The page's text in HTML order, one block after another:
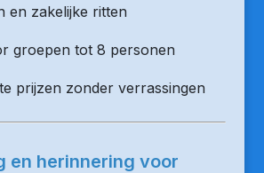
en zakelijke ritten
groepen tot 8 personen
prijzen zonder verrassingen
en herinnering voor